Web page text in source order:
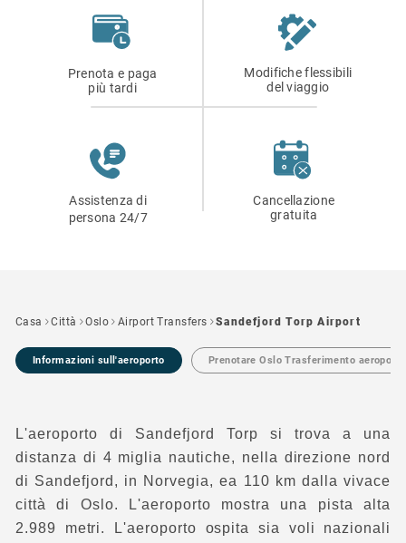
Prenota e paga
più tardi
Modifiche flessibili
del viaggio
Cancellazione
gratuita
Assistenza di
persona 24/7
Casa Città Oslo Airport Transfers Sandefjord Torp Airport
Informazioni sull'aeroporto Prenotare Oslo Trasferimento
L'aeroporto di Sandefjord Torp si trova a una
distanza di 4 miglia nautiche, nella direzione nord
di Sandefjord, in Norvegia, ea 110 km dalla vivace
città di Oslo. L'aeroporto mostra una pista alta
2.989 metri. L'aeroporto ospita sia voli nazionali